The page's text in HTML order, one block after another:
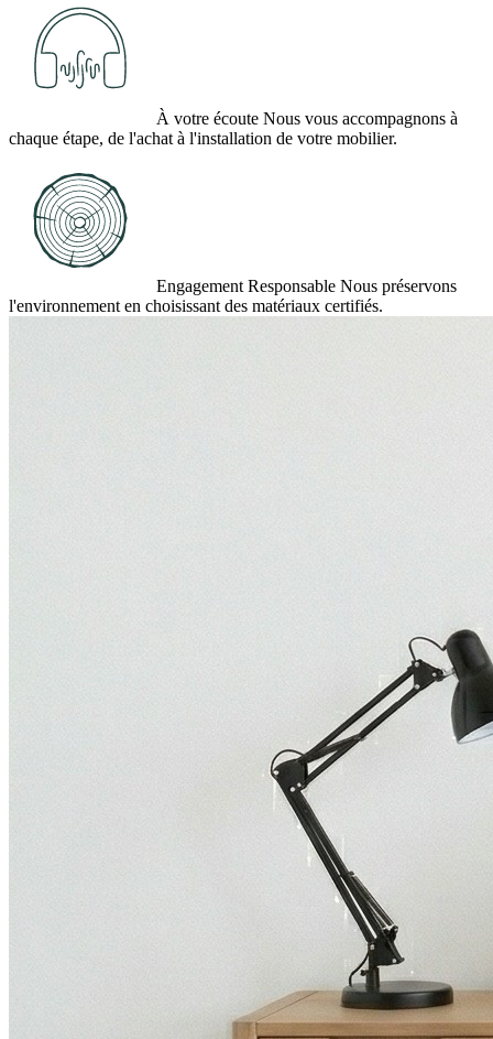
À votre écoute Nous vous accompagnons à
chaque étape, de l'achat à l'installation de votre mobilier.
Engagement Responsable Nous préservons
l'environnement en choisissant des matériaux certifiés.